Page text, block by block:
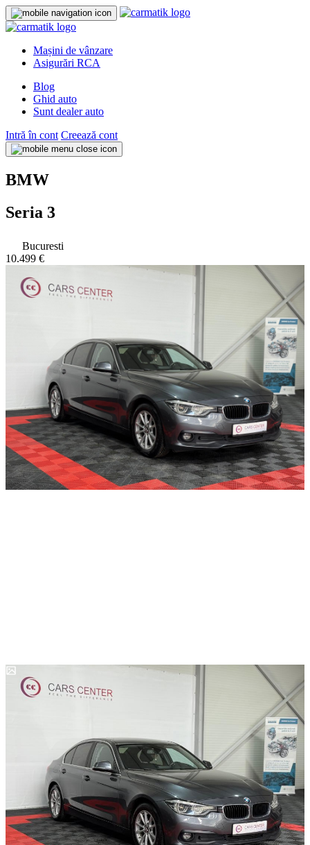
Mașini de vânzare
Asigurări RCA
Blog
Ghid auto
Sunt dealer auto
Intră în cont Creează cont
BMW
Seria 3
Bucuresti
10.499 €